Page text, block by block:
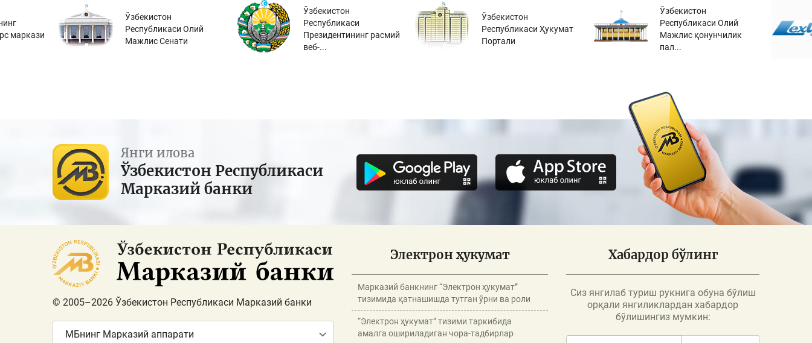
маркази
Ўзбекистон
Республикаси Олий
Мажлис Сенати
Ўзбекистон
Республикаси
Президентининг расмий
веб-...
Ўзбекистон
Республикаси Ҳукумат
Портали
Ўзбекистон
Республикаси Олий
Мажлис қонунчилик
пал...
Янги илова
Ўзбекистон Республикаси
Марказий банки
© 2005–2026 Ўзбекистон Республикаси Марказий банки
МБнинг Марказий аппарати
Электрон ҳукумат
Марказий банкнинг “Электрон ҳукумат”
тизимида қатнашишда тутган ўрни ва роли
“Электрон ҳукумат” тизими таркибида
амалга ошириладиган чора-тадбирлар
Хабардор бўлинг
Сиз янгилаб туриш рукнига обуна бўлиш
орқали янгиликлардан хабардор
бўлишингиз мумкин: